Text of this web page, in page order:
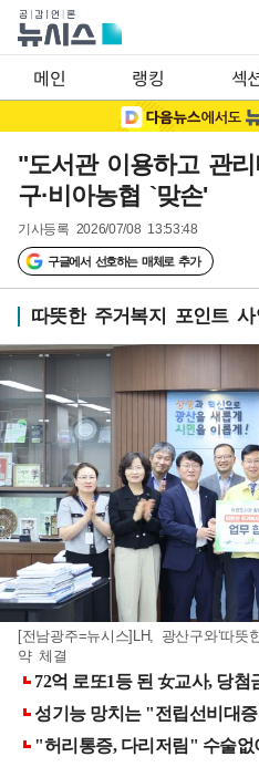
메인 랭킹 섹
"도서관 이용하고 관
구·비아농협 `맞손'
기사등록 2026/07/08 13:53:48
구글에서 선호하는 매체로 추가
따뜻한 주거복지 포인트
[전남광주=뉴시스]LH, 광산구와‘따
약 체결